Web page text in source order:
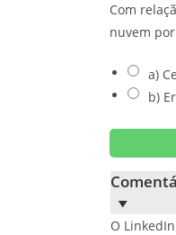
Com
nuvem
a)
b)
O